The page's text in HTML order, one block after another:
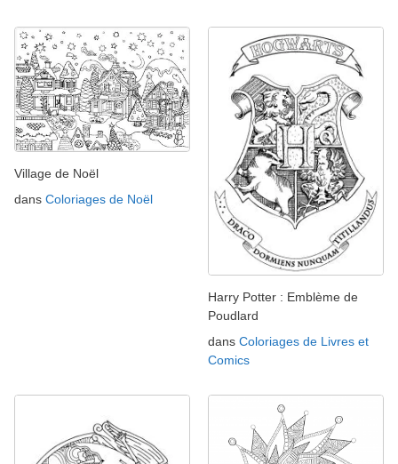
Village de Noël
dans Coloriages de Noël
Harry Potter : Emblème de
Poudlard
dans Coloriages de Livres et
Comics